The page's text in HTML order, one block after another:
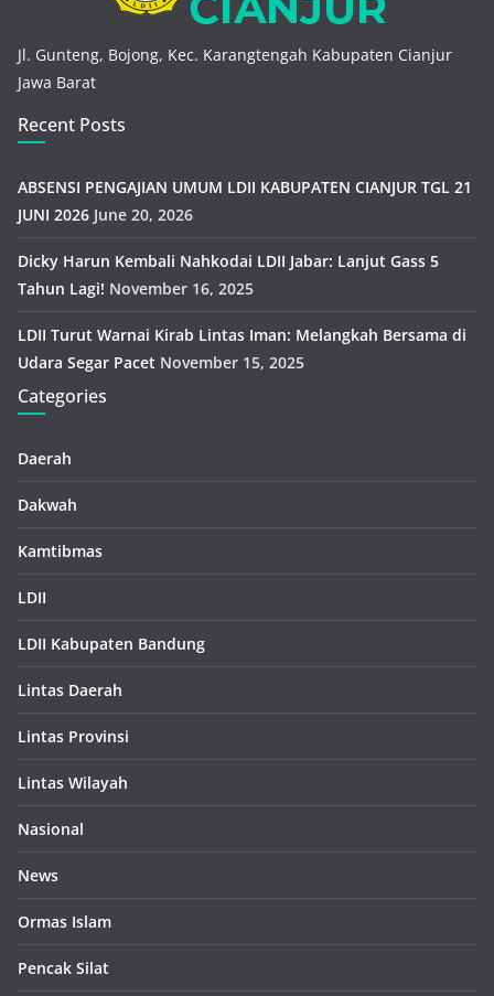
Jl. Gunteng, Bojong, Kec. Karangtengah Kabupaten Cianjur
Jawa Barat
Recent Posts
ABSENSI PENGAJIAN UMUM LDII KABUPATEN CIANJUR TGL 21
JUNI 2026 June 20, 2026
Dicky Harun Kembali Nahkodai LDII Jabar: Lanjut Gass 5
Tahun Lagi! November 16, 2025
LDII Turut Warnai Kirab Lintas Iman: Melangkah Bersama di
Udara Segar Pacet November 15, 2025
Categories
Daerah
Dakwah
Kamtibmas
LDII
LDII Kabupaten Bandung
Lintas Daerah
Lintas Provinsi
Lintas Wilayah
Nasional
News
Ormas Islam
Pencak Silat